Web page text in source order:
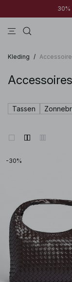
30%
Kleding /
Accessoires
Tassen
-30%